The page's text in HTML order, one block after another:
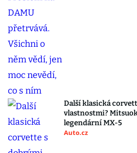
Další klasická
vlastnostmi?
legendární MX-5
Auto.cz